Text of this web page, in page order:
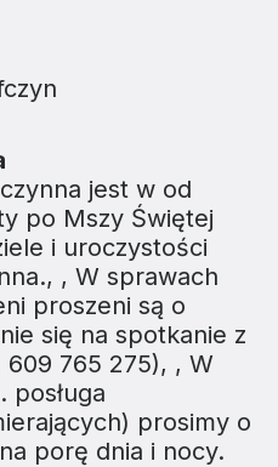
jest w od
po Mszy Świętej
i uroczystości
, W sprawach
proszeni są o
się na spotkanie z
765 275), , W
prosimy o
porę dnia i nocy.